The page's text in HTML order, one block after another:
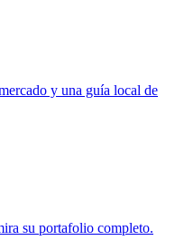
y una guía local de
su portafolio completo.